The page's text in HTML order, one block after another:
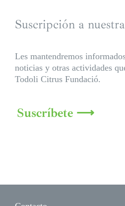
Suscripción a
Les mantendremos
noticias y otras actividades
Todoli Citrus Fundació.
Suscríbete ⟶